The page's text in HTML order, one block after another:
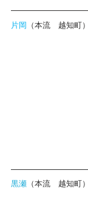
片岡 （本流　越知町）
黒瀬 （本流　越知町）